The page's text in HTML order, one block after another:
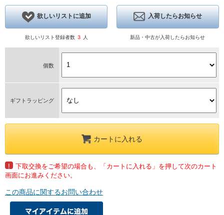
欲しいリストに追加
欲しいリスト登録者数 3 人
入荷したらお知らせ
新品・中古が入荷したらお知らせ
個数
ギフトラッピング
カートに入れる
!
下取交換をご希望の場合も、「カートに入れる」を押して次のカート
画面にお進みください。
この商品に関するお問い合わせ